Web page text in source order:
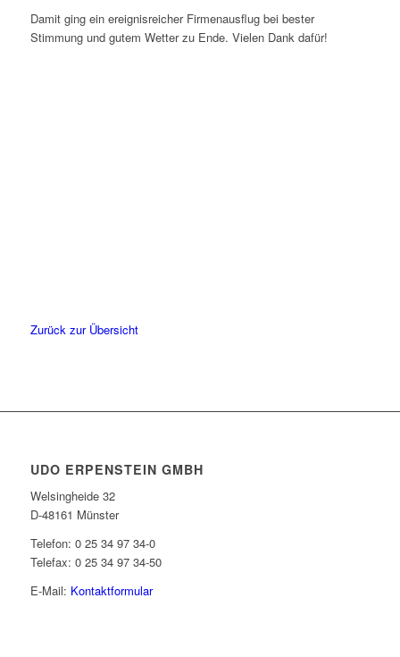
Damit ging ein ereignisreicher Firmenausflug bei bester
Stimmung und gutem Wetter zu Ende. Vielen Dank dafür!
Zurück zur Übersicht
UDO ERPENSTEIN GMBH
Welsingheide 32
D-48161 Münster
Telefon: 0 25 34 97 34-0
Telefax: 0 25 34 97 34-50
E-Mail: Kontaktformular